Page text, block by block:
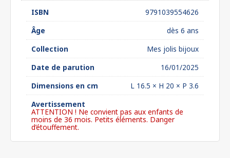
ISBN
9791039554626
Âge
dès 6 ans
Collection
Mes jolis bijoux
Date de parution
16/01/2025
Dimensions en cm
L 16.5 × H 20 × P 3.6
Avertissement
ATTENTION ! Ne convient pas aux enfants de
moins de 36 mois. Petits éléments. Danger
d’étouffement.